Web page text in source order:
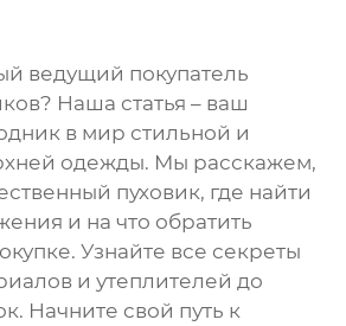
ведущий покупатель
? Наша статья – ваш
в мир стильной и
одежды. Мы расскажем,
пуховик, где найти
и на что обратить
Узнайте все секреты
и утеплителей до
Начните свой путь к